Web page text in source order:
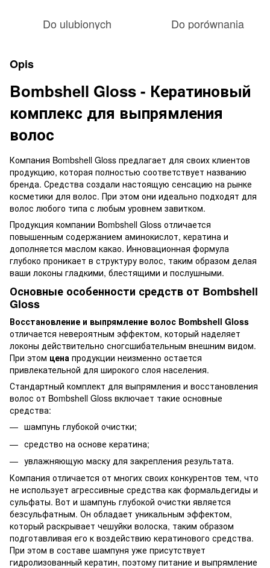
Do ulubionych Do porównania
Opis
Bombshell Gloss - Кератиновый
комплекс для выпрямления
волос
Компания Bombshell Gloss предлагает для своих клиентов
продукцию, которая полностью соответствует названию
бренда. Средства создали настоящую сенсацию на рынке
косметики для волос. При этом они идеально подходят для
волос любого типа с любым уровнем завитком.
Продукция компании Bombshell Gloss отличается
повышенным содержанием аминокислот, кератина и
дополняется маслом какао. Инновационная формула
глубоко проникает в структуру волос, таким образом делая
ваши локоны гладкими, блестящими и послушными.
Основные особенности средств от Bombshell
Gloss
Восстановление и выпрямление волос Bombshell Gloss
отличается невероятным эффектом, который наделяет
локоны действительно сногсшибательным внешним видом.
При этом цена продукции неизменно остается
привлекательной для широкого слоя населения.
Стандартный комплект для выпрямления и восстановления
волос от Bombshell Gloss включает такие основные
средства:
шампунь глубокой очистки;
средство на основе кератина;
увлажняющую маску для закрепления результата.
Компания отличается от многих своих конкурентов тем, что
не использует агрессивные средства как формальдегиды и
сульфаты. Вот и шампунь глубокой очистки является
безсульфатным. Он обладает уникальным эффектом,
который раскрывает чешуйки волоска, таким образом
подготавливая его к воздействию кератинового средства.
При этом в составе шампуня уже присутствует
гидролизованный кератин, поэтому питание и выпрямление